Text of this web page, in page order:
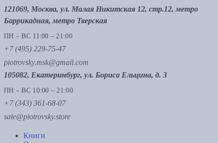
121069, Москва, ул. Малая Никитская 12, стр.12, метро
Баррикадная, метро Тверская
ПН – ВС 11:00 – 21:00
+7 (495) 229-75-47
piotrovsky.msk@gmail.com
105082, Екатеринбург, ул. Бориса Ельцина, д. 3
ПН – ВС 10:00 – 21:00
+7 (343) 361-68-07
sale@piotrovsky.store
Книги